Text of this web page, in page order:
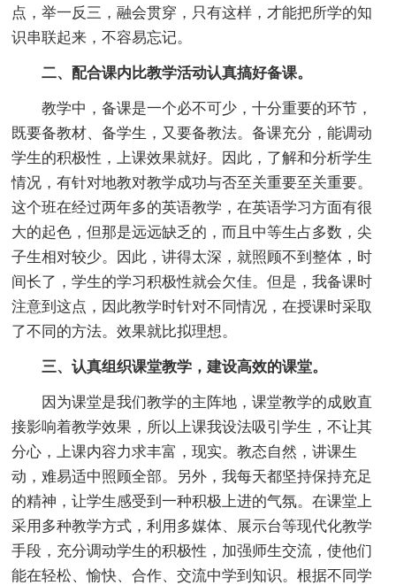
点，举一反三，融会贯穿，只有这样，才能把所学的知
识串联起来，不容易忘记。
二、配合课内比教学活动认真搞好备课。
教学中，备课是一个必不可少，十分重要的环节，
既要备教材、备学生，又要备教法。备课充分，能调动
学生的积极性，上课效果就好。因此，了解和分析学生
情况，有针对地教对教学成功与否至关重要至关重要。
这个班在经过两年多的英语教学，在英语学习方面有很
大的起色，但那是远远缺乏的，而且中等生占多数，尖
子生相对较少。因此，讲得太深，就照顾不到整体，时
间长了，学生的学习积极性就会欠佳。但是，我备课时
注意到这点，因此教学时针对不同情况，在授课时采取
了不同的方法。效果就比拟理想。
三、认真组织课堂教学，建设高效的课堂。
因为课堂是我们教学的主阵地，课堂教学的成败直
接影响着教学效果，所以上课我设法吸引学生，不让其
分心，上课内容力求丰富，现实。教态自然，讲课生
动，难易适中照顾全部。另外，我每天都坚持保持充足
的精神，让学生感受到一种积极上进的气氛。在课堂上
采用多种教学方式，利用多媒体、展示台等现代化教学
手段，充分调动学生的积极性，加强师生交流，使他们
能在轻松、愉快、合作、交流中学到知识。根据不同学